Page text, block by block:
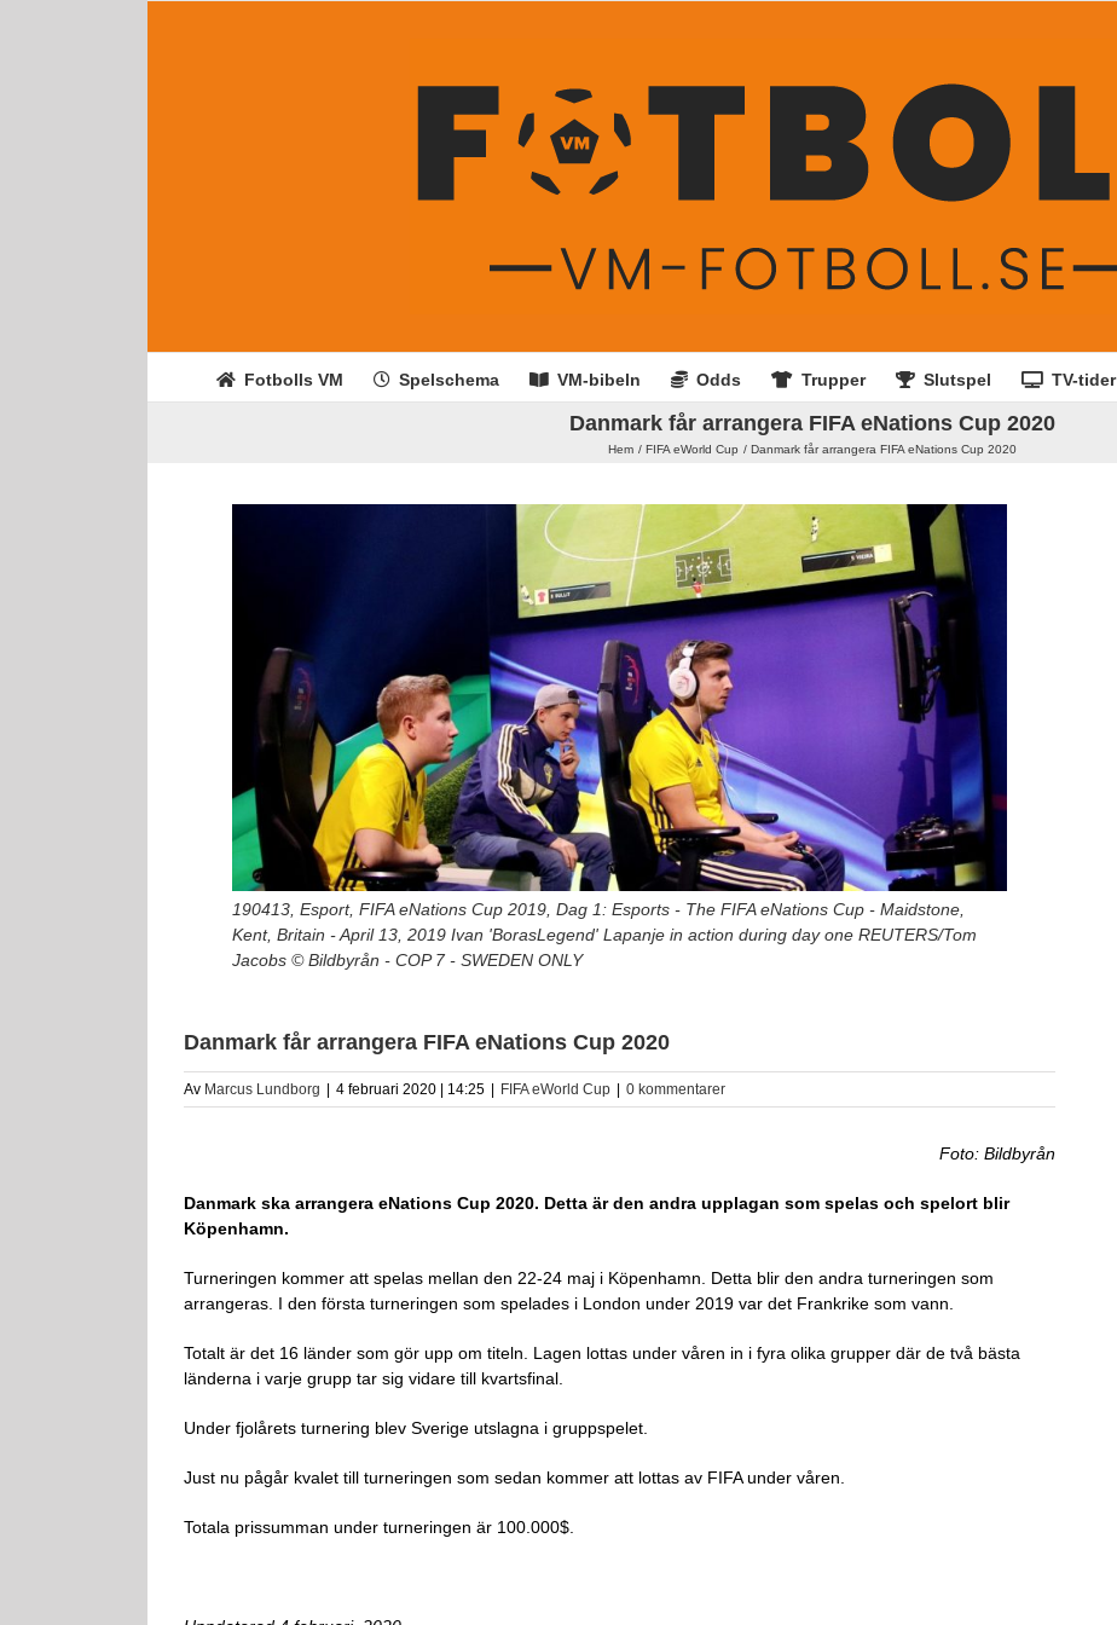
Fotbolls VM Spelschema VM-bibeln Odds Trupper Slutspel TV-tider
Danmark får arrangera FIFA eNations Cup 2020
Hem FIFA eWorld Cup Danmark får arrangera FIFA eNations Cup 2020
190413, Esport, FIFA eNations Cup 2019, Dag 1: Esports - The FIFA eNations Cup - Maidstone,
Kent, Britain - April 13, 2019 Ivan 'BorasLegend' Lapanje in action during day one REUTERS/Tom
Jacobs © Bildbyrån - COP 7 - SWEDEN ONLY
Danmark får arrangera FIFA eNations Cup 2020
Av Marcus Lundborg 4 februari 2020 | 14:25 FIFA eWorld Cup 0 kommentarer
Foto: Bildbyrån
Danmark ska arrangera eNations Cup 2020. Detta är den andra upplagan som spelas och spelort blir
Köpenhamn.
Turneringen kommer att spelas mellan den 22-24 maj i Köpenhamn. Detta blir den andra turneringen som
arrangeras. I den första turneringen som spelades i London under 2019 var det Frankrike som vann.
Totalt är det 16 länder som gör upp om titeln. Lagen lottas under våren in i fyra olika grupper där de två bästa
länderna i varje grupp tar sig vidare till kvartsfinal.
Under fjolårets turnering blev Sverige utslagna i gruppspelet.
Just nu pågår kvalet till turneringen som sedan kommer att lottas av FIFA under våren.
Totala prissumman under turneringen är 100.000$.